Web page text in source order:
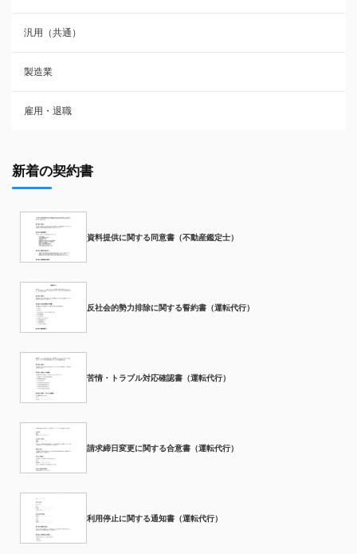
汎用（共通）
製造業
雇用・退職
新着の契約書
資料提供に関する同意書（不動産鑑定士）
反社会的勢力排除に関する誓約書（運転代行）
苦情・トラブル対応確認書（運転代行）
請求締日変更に関する合意書（運転代行）
利用停止に関する通知書（運転代行）